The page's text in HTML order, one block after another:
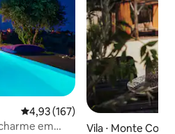
4,93 de uma avaliação média de
4,93 (167)
em
Vila ⋅ Monte Corvo